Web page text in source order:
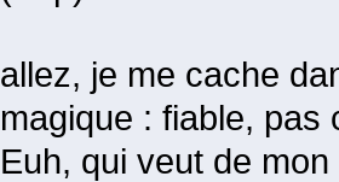
allez, je me cache
magique : fiable, pas
Euh, qui veut de